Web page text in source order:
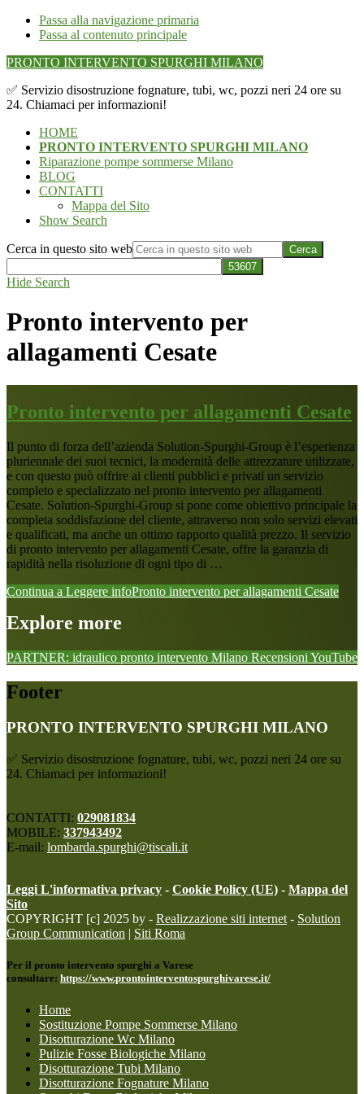
Passa alla navigazione primaria
Passa al contenuto principale
PRONTO INTERVENTO SPURGHI MILANO
✅ Servizio disostruzione fognature, tubi, wc, pozzi neri 24 ore su
24. Chiamaci per informazioni!
HOME
PRONTO INTERVENTO SPURGHI MILANO
Riparazione pompe sommerse Milano
BLOG
CONTATTI
Mappa del Sito
Show Search
Cerca in questo sito web
Hide Search
Pronto intervento per
allagamenti Cesate
Pronto intervento per allagamenti Cesate
Il punto di forza dell’azienda Solution-Spurghi-Group è l’esperienza
pluriennale dei suoi tecnici, la modernità delle attrezzature utilizzate,
e con questo può offrire ai clienti pubblici e privati un servizio
completo e specializzato nel pronto intervento per allagamenti
Cesate. Solution-Spurghi-Group si pone come obiettivo principale la
completa soddisfazione del cliente, attraverso non solo servizi elevati
e qualificati, ma anche un ottimo rapporto qualità prezzo. Il servizio
di pronto intervento per allagamenti Cesate, offre la garanzia di
rapidità nella risoluzione di ogni tipo di …
Continua a Leggere infoPronto intervento per allagamenti Cesate
Explore more
PARTNER: idraulico pronto intervento Milano Recensioni YouTube
Footer
PRONTO INTERVENTO SPURGHI MILANO
✅ Servizio disostruzione fognature, tubi, wc, pozzi neri 24 ore su
24. Chiamaci per informazioni!
CONTATTI: 029081834
MOBILE: 337943492
E-mail: lombarda.spurghi@tiscali.it
Leggi L'informativa privacy - Cookie Policy (UE) - Mappa del
Sito
COPYRIGHT [c] 2025 by - Realizzazione siti internet - Solution
Group Communication | Siti Roma
Per il pronto intervento spurghi a Varese
consultare: https://www.prontointerventospurghivarese.it/
Home
Sostituzione Pompe Sommerse Milano
Disotturazione Wc Milano
Pulizie Fosse Biologiche Milano
Disotturazione Tubi Milano
Disotturazione Fognature Milano